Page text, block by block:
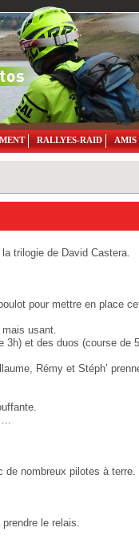
RALLYES-RAID AMIS
trilogie de David Castera.
pour mettre en place
usant.
3h) et des duos (course de
Rémy et Stéph’
de nombreux pilotes à terre.
le relais.